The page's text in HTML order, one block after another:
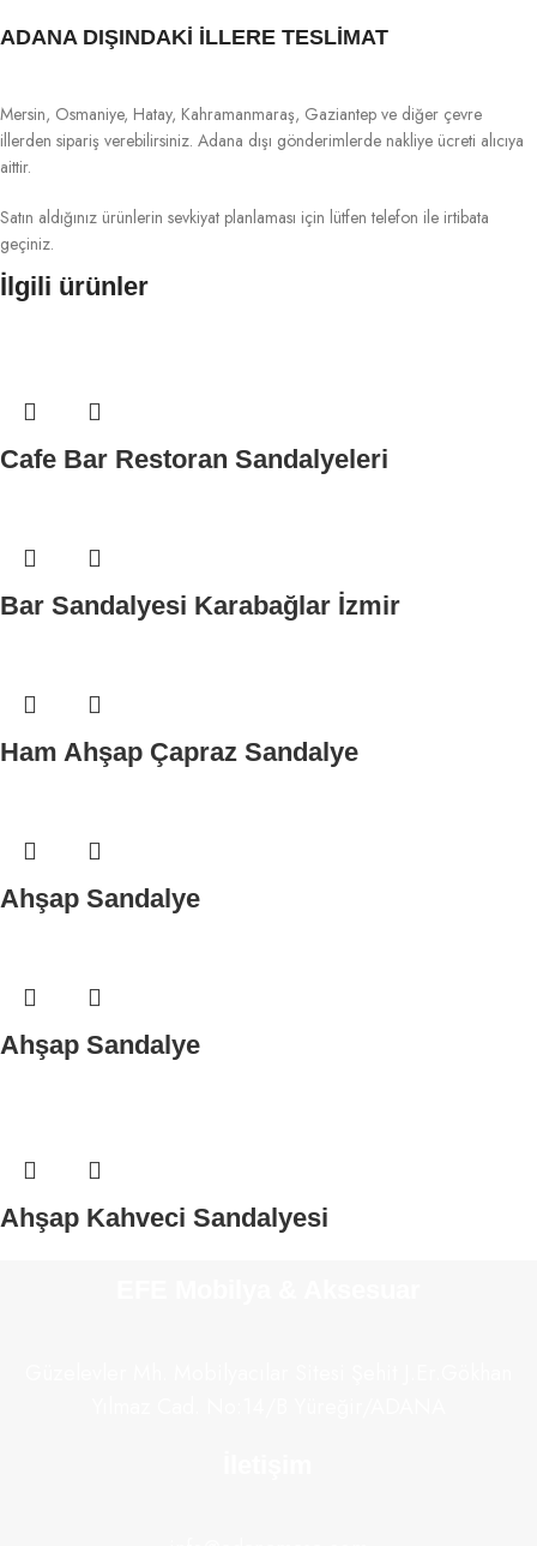
ADANA DIŞINDAKİ İLLERE TESLİMAT
Mersin, Osmaniye, Hatay, Kahramanmaraş, Gaziantep ve diğer çevre
illerden sipariş verebilirsiniz. Adana dışı gönderimlerde nakliye ücreti alıcıya
aittir.
Satın aldığınız ürünlerin sevkiyat planlaması için lütfen telefon ile irtibata
geçiniz.
İlgili ürünler
Cafe Bar Restoran Sandalyeleri
Bar Sandalyesi Karabağlar İzmir
Ham Ahşap Çapraz Sandalye
Ahşap Sandalye
Ahşap Sandalye
Ahşap Kahveci Sandalyesi